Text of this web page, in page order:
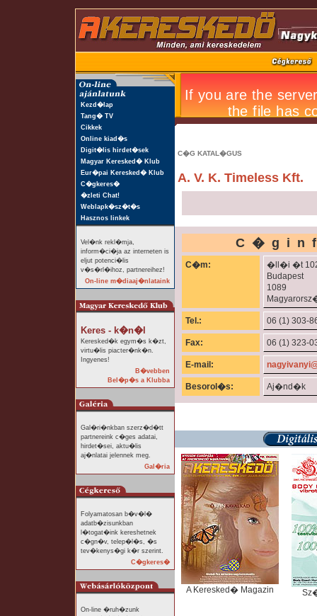
Kezd�lap
Tang� TV
Cikkek
Online kiad�s
Digit�lis hirdet�sek
Magyar Keresked� Klub
Eur�pai Keresked� Klub
C�gkeres�
�zleti Chat!
Weblapk�sz�t�s
Hasznos linkek
Vel�nk rekl�mja,
inform�ci�ja az interneten is
eljut potenci�lis
v�s�rl�ihoz, partnereihez!
On-line m�diaaj�nlataink
Keres - k�n�l
Keresked�k egym�s k�zt,
virtu�lis piacter�nk�n.
Ingyenes!
B�vebben
Bel�p�s a Klubba
Gal�ri�nkban szerz�d�tt
partnereink c�ges adatai,
hirdet�sei, aktu�lis
aj�nlatai jelennek meg.
Gal�ria
Folyamatosan b�v�l�
adatb�zisunkban
l�togat�ink kereshetnek
c�gn�v, telep�l�s, �s
tev�kenys�gi k�r szerint.
C�gkeres�
On-line �ruh�zunk
C�G KATAL�GUS
A. V. K. Timeless Kft.
C�m:
�ll�i �t
Budapest
1089
Tel.: 06 (1) 303-
Fax: 06 (1) 323-
E-mail:
Besorol�s: Aj�nd�k
A Keresked� Magazin